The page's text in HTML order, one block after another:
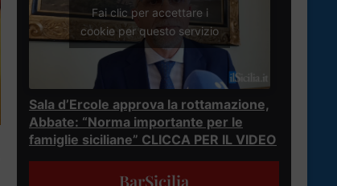
Fai clic per accettare i
cookie per questo servizio
Sala d’Ercole approva la rottamazione,
Abbate: “Norma importante per le
famiglie siciliane” CLICCA PER IL VIDEO
BarSicilia